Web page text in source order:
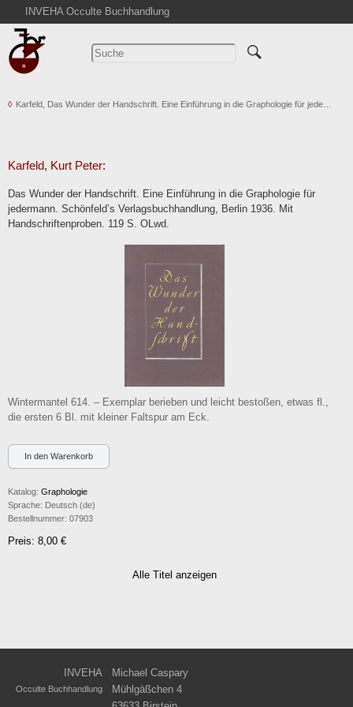
INVEHA Occulte Buchhandlung
Startseite
Detailsuche
Warenkorb
Kontakt
AGB
Karfeld, Das Wunder der Handschrift. Eine Einführung in die Graphologie für jede…
Karfeld, Kurt Peter:
Das Wunder der Handschrift. Eine Einführung in die Graphologie für
jedermann. Schönfeld’s Verlagsbuchhandlung, Berlin 1936. Mit
Handschriftenproben. 119 S. OLwd.
Wintermantel 614. – Exemplar berieben und leicht bestoßen, etwas fl.,
die ersten 6 Bl. mit kleiner Faltspur am Eck.
Katalog: Graphologie
Sprache: Deutsch (de)
Bestellnummer: 07903
Preis: 8,00 €
Alle Titel anzeigen
INVEHA Michael Caspary
Occulte Buchhandlung
Mühlgäßchen 4